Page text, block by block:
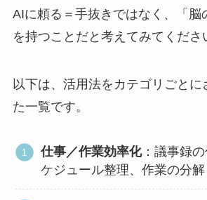
AIに頼る＝手抜きではなく、「脳
を持つことだと考えてみてくださ
以下は、活用法をカテゴリごとに
た一覧です。
仕事／作業効率化：議事録
ケジュール整理、作業の分